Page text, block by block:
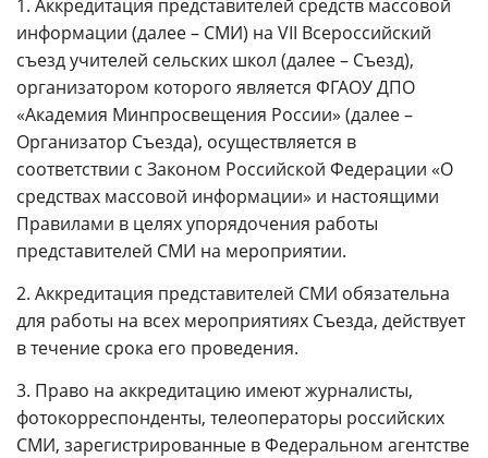
1. Аккредитация представителей средств массовой
информации (далее – СМИ) на VII Всероссийский
съезд учителей сельских школ (далее – Съезд),
организатором которого является ФГАОУ ДПО
«Академия Минпросвещения России» (далее –
Организатор Съезда), осуществляется в
соответствии с Законом Российской Федерации «О
средствах массовой информации» и настоящими
Правилами в целях упорядочения работы
представителей СМИ на мероприятии.
2. Аккредитация представителей СМИ обязательна
для работы на всех мероприятиях Съезда, действует
в течение срока его проведения.
3. Право на аккредитацию имеют журналисты,
фотокорреспонденты, телеоператоры российских
СМИ, зарегистрированные в Федеральном агентстве